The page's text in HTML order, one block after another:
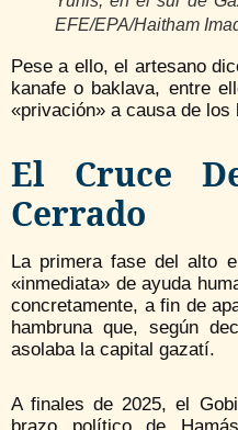
EFE/EPA/Haitham
Pese a ello, el artesano
kanafe o baklava, entre
«privación» a causa de los
El Cruce
Cerrado
La primera fase del alto
«inmediata» de ayuda
concretamente, a fin de
hambruna que, según
asolaba la capital gazatí.
A finales de 2025, el